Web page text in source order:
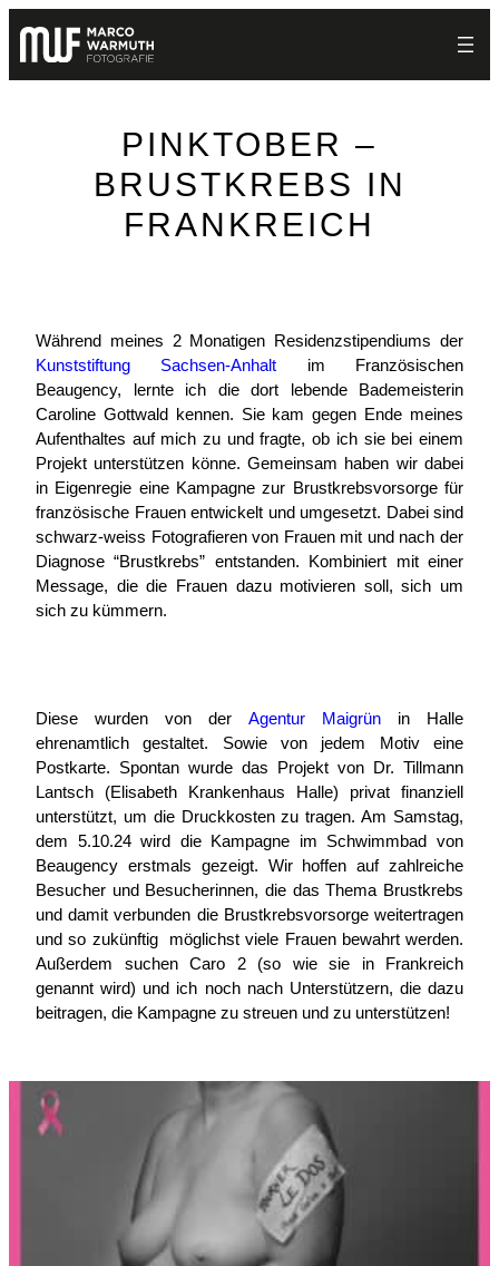
Zum
Inhalt
springen
PINKTOBER –
BRUSTKREBS IN
FRANKREICH
Während meines 2 Monatigen Residenzstipendiums der
Kunststiftung Sachsen-Anhalt im Französischen
Beaugency, lernte ich die dort lebende Bademeisterin
Caroline Gottwald kennen. Sie kam gegen Ende meines
Aufenthaltes auf mich zu und fragte, ob ich sie bei einem
Projekt unterstützen könne. Gemeinsam haben wir dabei
in Eigenregie eine Kampagne zur Brustkrebsvorsorge für
französische Frauen entwickelt und umgesetzt. Dabei sind
schwarz-weiss Fotografieren von Frauen mit und nach der
Diagnose “Brustkrebs” entstanden. Kombiniert mit einer
Message, die die Frauen dazu motivieren soll, sich um
sich zu kümmern.
Diese wurden von der Agentur Maigrünin Halle
ehrenamtlich gestaltet. Sowie von jedem Motiv eine
Postkarte. Spontan wurde das Projekt von Dr. Tillmann
Lantsch (Elisabeth Krankenhaus Halle) privat finanziell
unterstützt, um die Druckkosten zu tragen. Am Samstag,
dem 5.10.24 wird die Kampagne im Schwimmbad von
Beaugency erstmals gezeigt. Wir hoffen auf zahlreiche
Besucher und Besucherinnen, die das Thema Brustkrebs
und damit verbunden die Brustkrebsvorsorge weitertragen
und so zukünftig möglichst viele Frauen bewahrt werden.
Außerdem suchen Caro 2 (so wie sie in Frankreich
genannt wird) und ich noch nach Unterstützern, die dazu
beitragen, die Kampagne zu streuen und zu unterstützen!